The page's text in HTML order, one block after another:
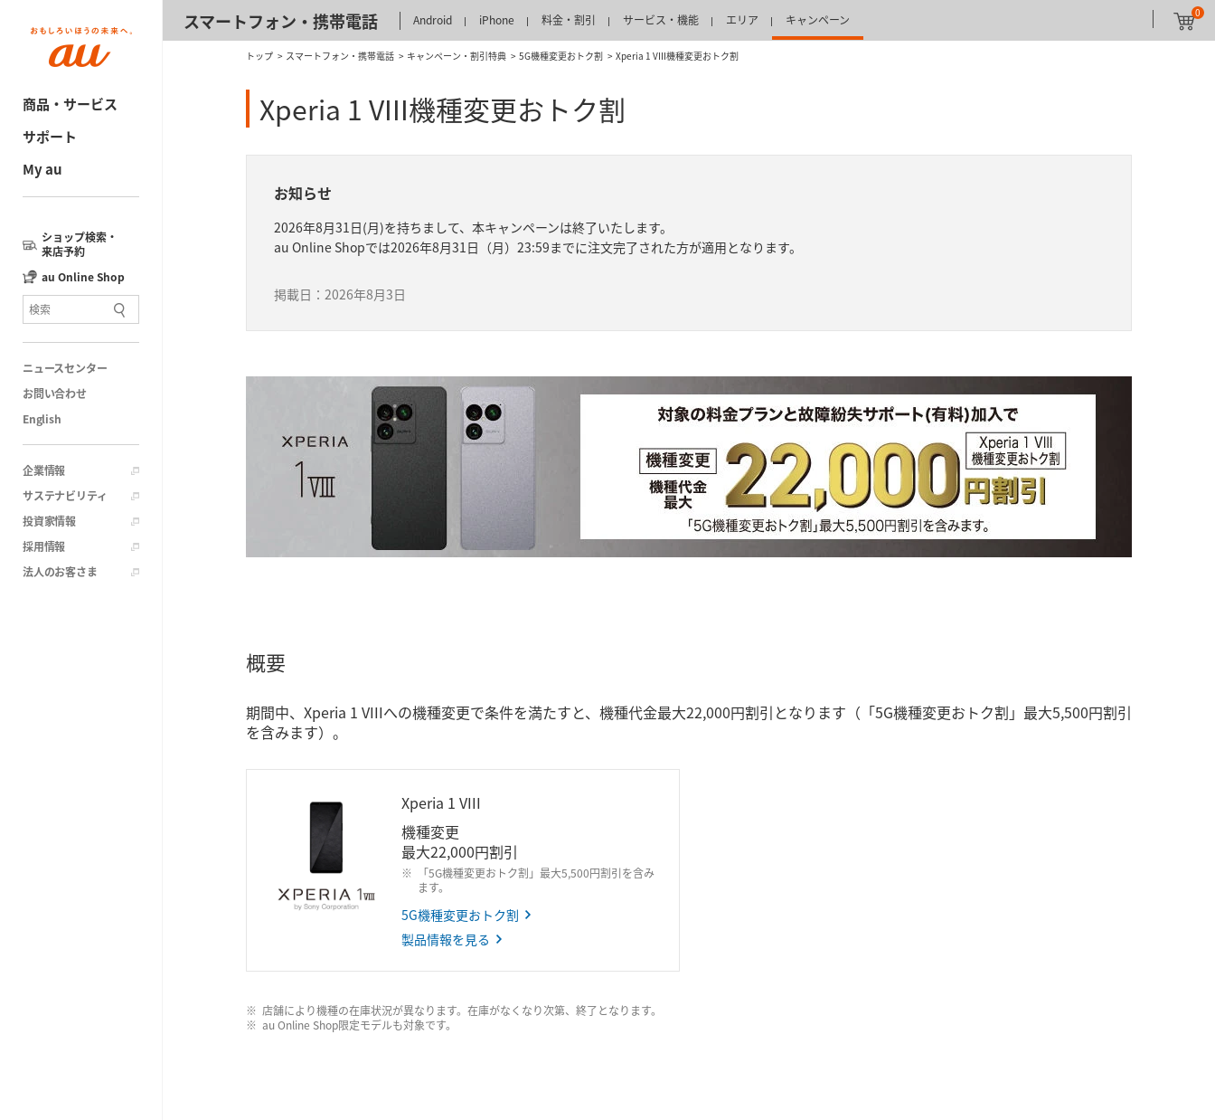
商品・サービス
サポート
My au
ショップ検索・
来店予約
au Online Shop
ニュースセンター
お問い合わせ
English
企業情報
サステナビリティ
投資家情報
採用情報
法人のお客さま
スマートフォン・携帯電話 Android iPhone 料金・割引 サービス・機能 エリア キャンペーン 0
トップ スマートフォン・携帯電話 キャンペーン・割引特典 5G機種変更おトク割 Xperia 1 VIII機種変更おトク割
Xperia 1 VIII機種変更おトク割
お知らせ
2026年8月31日(月)を持ちまして、本キャンペーンは終了いたします。
au Online Shopでは2026年8月31日（月）23:59までに注文完了された方が適用となります。
掲載日：2026年8月3日
概要
期間中、Xperia 1 VIIIへの機種変更で条件を満たすと、機種代金最大22,000円割引となります（「5G機種変更おトク割」最大5,500円割引
を含みます）。
Xperia 1 VIII
機種変更
最大22,000円割引
「5G機種変更おトク割」最大5,500円割引を含み
ます。
5G機種変更おトク割
製品情報を見る
店舗により機種の在庫状況が異なります。在庫がなくなり次第、終了となります。
au Online Shop限定モデルも対象です。